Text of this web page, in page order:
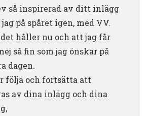
så inspirerad av ditt inlägg
jag på spåret igen, med VV.
det håller nu och att jag får
så fin som jag önskar på
dagen.
följa och fortsätta att
av dina inlägg och dina